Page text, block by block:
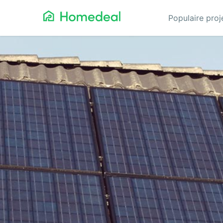
Populaire
Aannemer
Airco
Alarmsystemen
Architect
Asbest
Bestrating
Cv-ketels